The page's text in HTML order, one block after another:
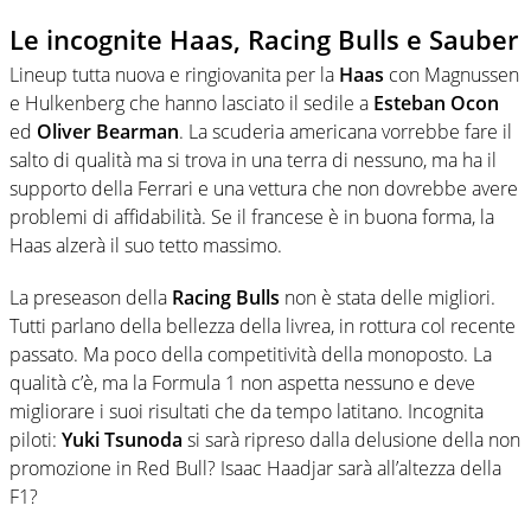
Le incognite Haas, Racing Bulls e Sauber
Lineup tutta nuova e ringiovanita per la Haas con Magnussen
e Hulkenberg che hanno lasciato il sedile a Esteban Ocon
ed Oliver Bearman. La scuderia americana vorrebbe fare il
salto di qualità ma si trova in una terra di nessuno, ma ha il
supporto della Ferrari e una vettura che non dovrebbe avere
problemi di affidabilità. Se il francese è in buona forma, la
Haas alzerà il suo tetto massimo.
La preseason della Racing Bulls non è stata delle migliori.
Tutti parlano della bellezza della livrea, in rottura col recente
passato. Ma poco della competitività della monoposto. La
qualità c’è, ma la Formula 1 non aspetta nessuno e deve
migliorare i suoi risultati che da tempo latitano. Incognita
piloti: Yuki Tsunoda si sarà ripreso dalla delusione della non
promozione in Red Bull? Isaac Haadjar sarà all’altezza della
F1?